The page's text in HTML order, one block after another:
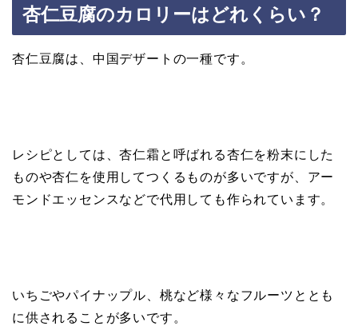
杏仁豆腐のカロリーはどれくらい？
杏仁豆腐は、中国デザートの一種です。
レシピとしては、杏仁霜と呼ばれる杏仁を粉末にした
ものや杏仁を使用してつくるものが多いですが、アー
モンドエッセンスなどで代用しても作られています。
いちごやパイナップル、桃など様々なフルーツととも
に供されることが多いです。